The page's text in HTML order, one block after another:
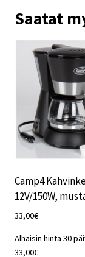
Saatat
Camp4
12V/150W,
33,00€
Alhaisin hinta 30
33,00€